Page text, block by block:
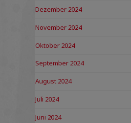
Dezember 2024
November 2024
Oktober 2024
September 2024
August 2024
Juli 2024
Juni 2024